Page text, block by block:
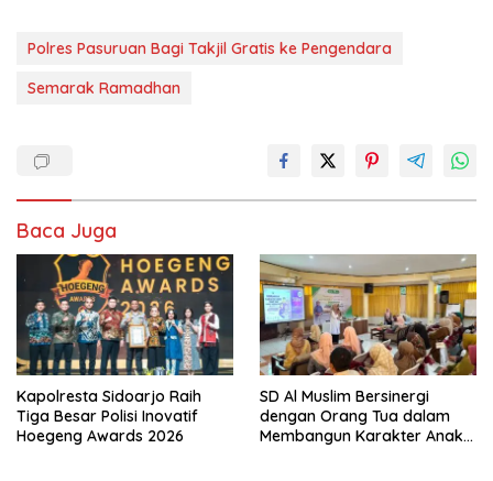
Polres Pasuruan Bagi Takjil Gratis ke Pengendara
Semarak Ramadhan
Baca Juga
Kapolresta Sidoarjo Raih
Tiga Besar Polisi Inovatif
Hoegeng Awards 2026
SD Al Muslim Bersinergi
dengan Orang Tua dalam
Membangun Karakter Anak